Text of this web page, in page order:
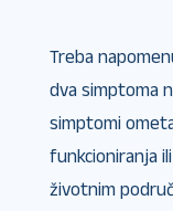
Treba
dva simptoma
simptomi
funkcioniranja
životnim